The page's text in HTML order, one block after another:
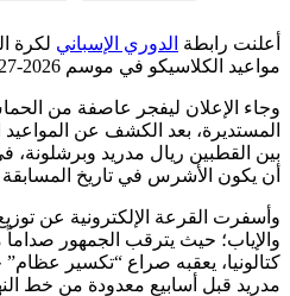
أعلنت رابطة الدوري الإسباني لكرة
مواعيد الكلاسيكو في موسم 2026-2027.
وجاء الإعلان ليفجر عاصفة من
المستديرة، بعد الكشف عن
بين القطبين ريال مدريد وبرشلونة،
أن يكون الأشرس في تاريخ المسابقة
وأسفرت القرعة الإلكترونية عن
والإياب؛ حيث يترقب الجمهور
كتالونيا، يعقبه صراع “تكسير
مدريد قبل أسابيع معدودة من خط